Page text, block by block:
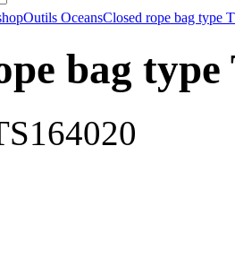
Outils OceansClosed rope bag type
bag type